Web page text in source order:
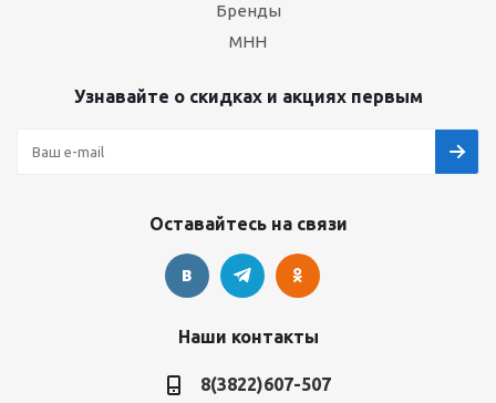
Бренды
МНН
Узнавайте о скидках и акциях первым
Оставайтесь на связи
Наши контакты
8(3822)607-507